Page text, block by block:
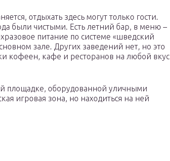
отдыхать здесь могут только гости.
были чистыми. Есть летний бар, в меню –
питание по системе «шведский
зале. Других заведений нет, но это
кофеен, кафе и ресторанов на любой вкус
площадке, оборудованной уличными
игровая зона, но находиться на ней